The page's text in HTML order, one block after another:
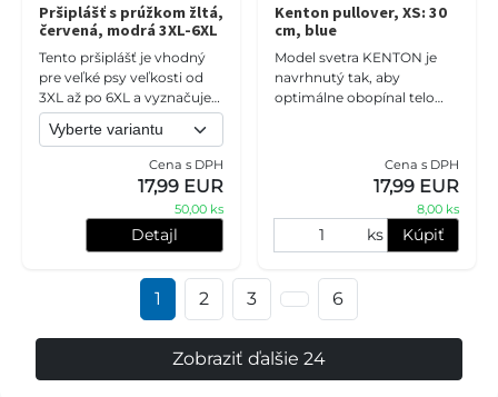
Pršiplášť s prúžkom žltá,
červená, modrá 3XL-6XL
Tento pršiplášť je vhodný
pre veľké psy veľkosti od
3XL až po 6XL a vyznačuje
sa farebným dizajnom so
žltými, červenými a
modrými prúžkami, ktorý
Cena s DPH
17,99 EUR
50,00 ks
Detajl
Kenton pullover, XS: 30
cm, blue
Model svetra KENTON je
navrhnutý tak, aby
optimálne obopínal telo
Cena s DPH
17,99 EUR
8,00 ks
ks Kúpiť
1 2 3 6
Zobraziť ďalšie 24